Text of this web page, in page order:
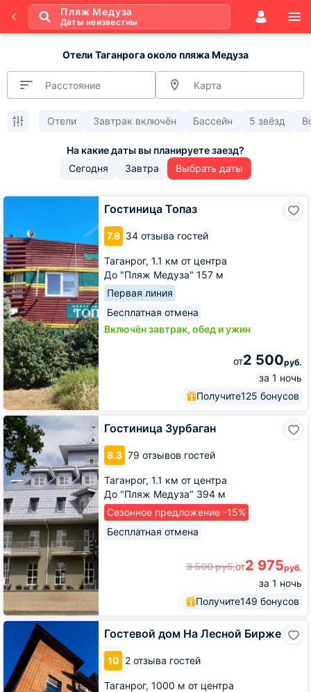
Пляж Медуза
Даты неизвестны
Отели Таганрога около пляжа Медуза
Расстояние Карта
Отели Завтрак включён Бассейн 5 звёзд
Сегодня Завтра Выбрать даты
Гостиница Топаз
7.8 34 отзыва гостей
Таганрог, 1.1 км от центра
До "Пляж Медуза" 157 м
Первая линия
Бесплатная отмена
Включён завтрак, обед и ужин
от2 500руб.
за 1 ночь
Получите125 бонусов
Гостиница
Гостиница Зурбаган
8.3 79 отзывов гостей
Таганрог, 1.1 км от центра
До "Пляж Медуза" 394 м
Сезонное предложение -15%
Бесплатная отмена
3 500руб.от2 975руб.
за 1 ночь
Получите149 бонусов
Гостиница
Зурбаган
Гостевой дом На Лесной Бирже
10 2 отзыва гостей
Таганрог, 1000 м от центра
Гостевой
Лесной
Бирже